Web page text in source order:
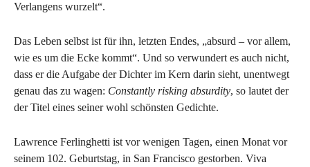
Verlangens wurzelt“.
Das Leben selbst ist für ihn, letzten Endes, „absurd – vor allem,
wie es um die Ecke kommt“. Und so verwundert es auch nicht,
dass er die Aufgabe der Dichter im Kern darin sieht, unentwegt
genau das zu wagen: Constantly risking absurdity, so lautet der
der Titel eines seiner wohl schönsten Gedichte.
Lawrence Ferlinghetti ist vor wenigen Tagen, einen Monat vor
seinem 102. Geburtstag, in San Francisco gestorben. Viva